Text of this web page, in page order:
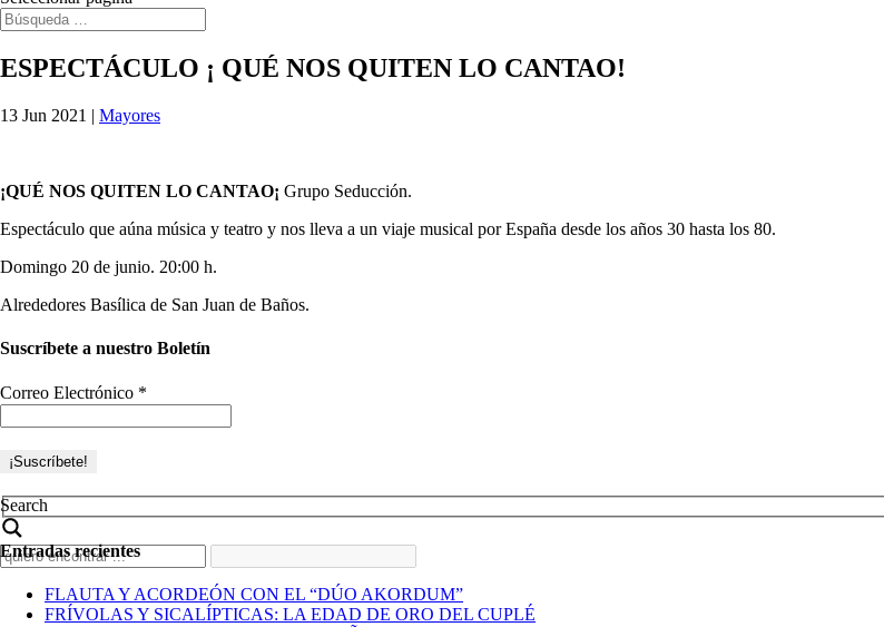
ESPECTÁCULO ¡ QUÉ NOS QUITEN LO CANTAO!
13 Jun 2021 | Mayores
¡QUÉ NOS QUITEN LO CANTAO¡ Grupo Seducción.
Espectáculo que aúna música y teatro y nos lleva a un viaje musical por España desde los años 30 hasta los 80.
Domingo 20 de junio. 20:00 h.
Alrededores Basílica de San Juan de Baños.
Suscríbete a nuestro Boletín
Correo Electrónico *
Search
Entradas recientes
FLAUTA Y ACORDEÓN CON EL “DÚO AKORDUM”
FRÍVOLAS Y SICALÍPTICAS: LA EDAD DE ORO DEL CUPLÉ